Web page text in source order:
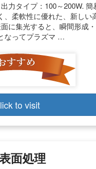
力タイプ：100～200W.
柔軟性に優れた、新し
に集光すると、瞬間形成
なってプラズマ …
to visit
面処理